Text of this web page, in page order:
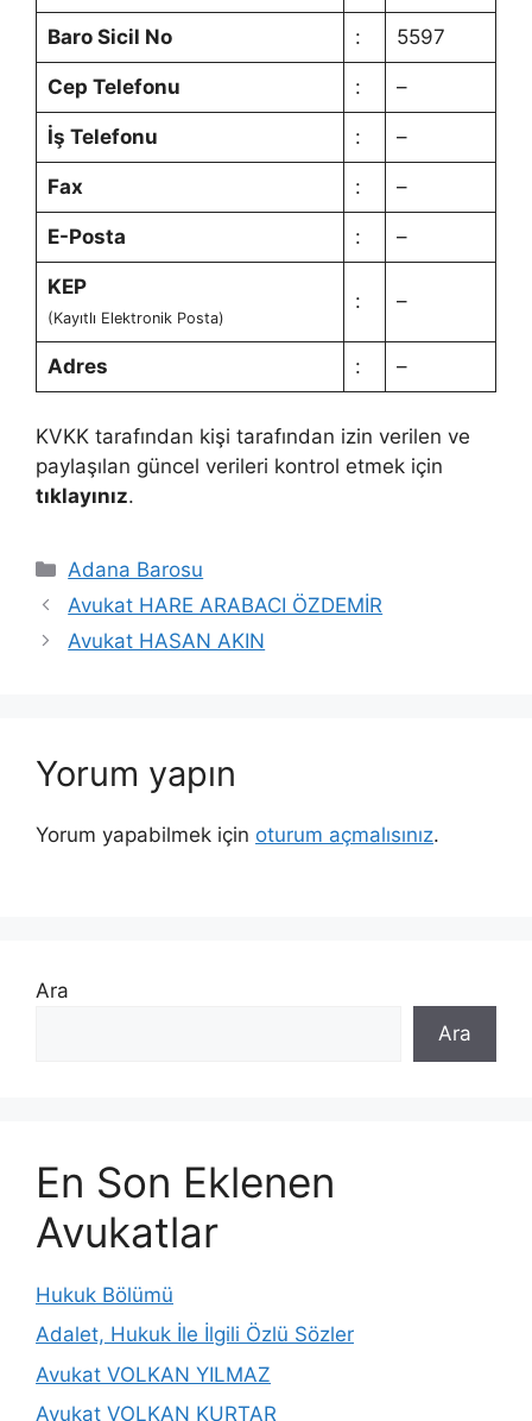
Baro Sicil No : 5597
Cep Telefonu : –
İş Telefonu : –
Fax : –
E-Posta : –
KEP
(Kayıtlı Elektronik Posta)
: –
Adres : –
KVKK tarafından kişi tarafından izin verilen ve
paylaşılan güncel verileri kontrol etmek için
tıklayınız.
Kategoriler
Adana Barosu
Avukat HARE ARABACI ÖZDEMİR
Avukat HASAN AKIN
Yorum yapın
Yorum yapabilmek için oturum açmalısınız.
Ara
Ara
En Son Eklenen
Avukatlar
Hukuk Bölümü
Adalet, Hukuk İle İlgili Özlü Sözler
Avukat VOLKAN YILMAZ
Avukat VOLKAN KURTAR